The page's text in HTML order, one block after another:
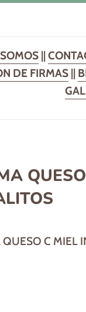
||
DE FIRMAS ||
QUESO C MIEL